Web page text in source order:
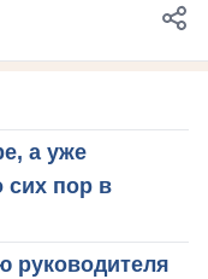
а уже
сих пор в
руководителя